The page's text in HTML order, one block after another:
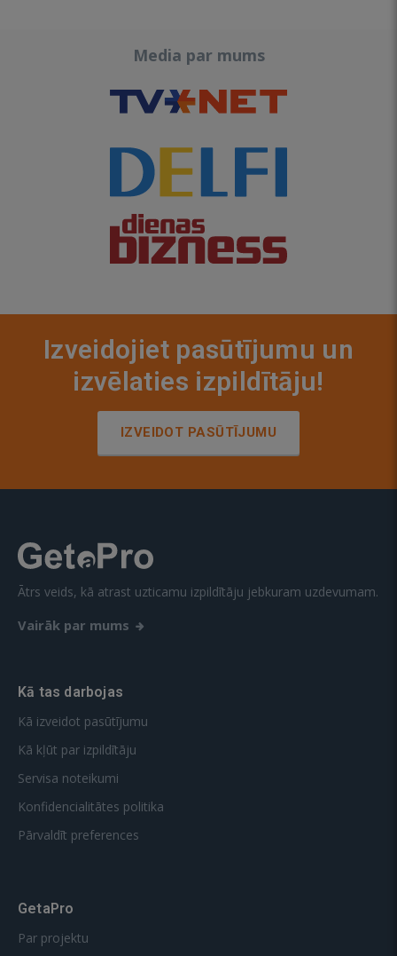
Media par mums
Izveidojiet pasūtījumu un
izvēlaties izpildītāju!
IZVEIDOT PASŪTĪJUMU
Ātrs veids, kā atrast uzticamu izpildītāju jebkuram uzdevumam.
Vairāk par mums
Kā tas darbojas
Kā izveidot pasūtījumu
Kā kļūt par izpildītāju
Servisa noteikumi
Konfidencialitātes politika
Pārvaldīt preferences
GetaPro
Par projektu